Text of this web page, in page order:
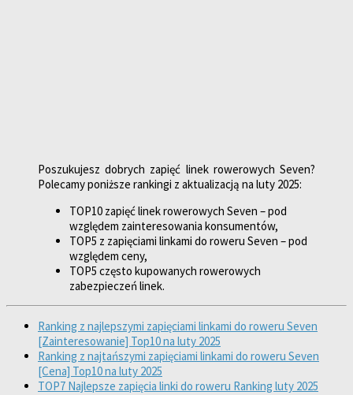
Poszukujesz dobrych zapięć linek rowerowych Seven?
Polecamy poniższe rankingi z aktualizacją na luty 2025:
TOP10 zapięć linek rowerowych Seven – pod
względem zainteresowania konsumentów,
TOP5 z zapięciami linkami do roweru Seven – pod
względem ceny,
TOP5 często kupowanych rowerowych
zabezpieczeń linek.
Ranking z najlepszymi zapięciami linkami do roweru Seven
[Zainteresowanie] Top10 na luty 2025
Ranking z najtańszymi zapięciami linkami do roweru Seven
[Cena] Top10 na luty 2025
TOP7 Najlepsze zapięcia linki do roweru Ranking luty 2025